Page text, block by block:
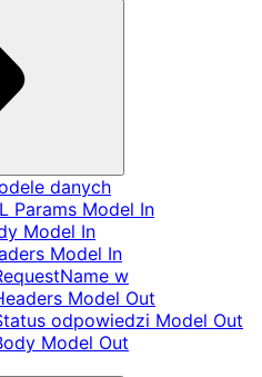
danych
Params Model In
Model In
Model In
w
Model Out
odpowiedzi Model Out
Model Out